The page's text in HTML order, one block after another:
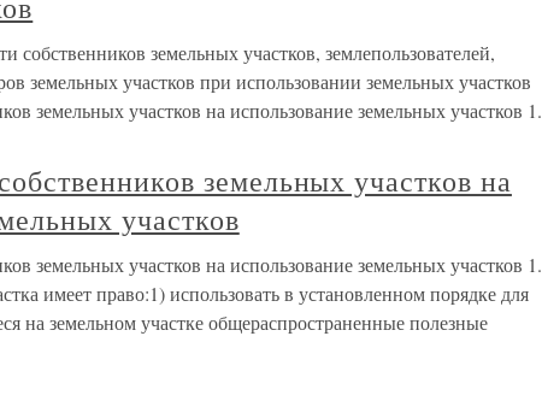
собственников земельных участков, землепользователей,
земельных участков при использовании земельных участков
земельных участков на использование земельных участков 1.
земельных участков на
участков
земельных участков на использование земельных участков 1.
имеет право:1) использовать в установленном порядке для
на земельном участке общераспространенные полезные